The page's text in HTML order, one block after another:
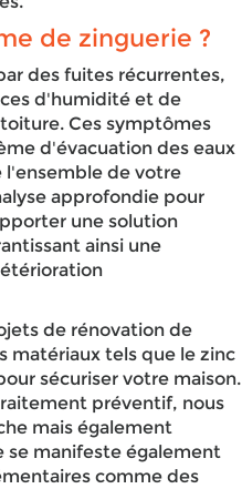
de zinguerie ?
des fuites récurrentes,
d'humidité et de
Ces symptômes
d'évacuation des eaux
de votre
approfondie pour
une solution
ainsi une
de rénovation de
matériaux tels que le zinc
sécuriser votre maison.
préventif, nous
mais également
manifeste également
comme des